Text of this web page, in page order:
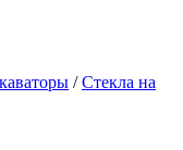
/Стекла на